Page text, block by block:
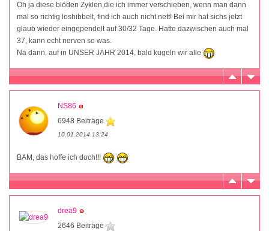
Oh ja diese blöden Zyklen die ich immer verschieben, wenn man dann
mal so richtig loshibbelt, find ich auch nicht nett! Bei mir hat sichs jetzt
glaub wieder eingependelt auf 30/32 Tage. Hatte dazwischen auch mal
37, kann echt nerven so was.
Na dann, auf in UNSER JAHR 2014, bald kugeln wir alle
NS86
6948 Beiträge
10.01.2014 13:24
BAM, das hoffe ich doch!!!
drea9
2646 Beiträge